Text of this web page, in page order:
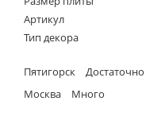
Артикул
Тип декора
Пятигорск
Достаточно
Москва
Много